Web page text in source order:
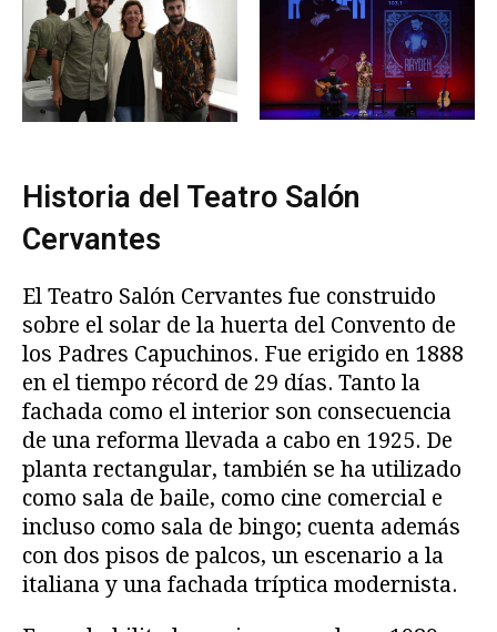
Historia del Teatro Salón
Cervantes
El Teatro Salón Cervantes fue construido
sobre el solar de la huerta del Convento de
los Padres Capuchinos. Fue erigido en 1888
en el tiempo récord de 29 días. Tanto la
fachada como el interior son consecuencia
de una reforma llevada a cabo en 1925. De
planta rectangular, también se ha utilizado
como sala de baile, como cine comercial e
incluso como sala de bingo; cuenta además
con dos pisos de palcos, un escenario a la
italiana y una fachada tríptica modernista.